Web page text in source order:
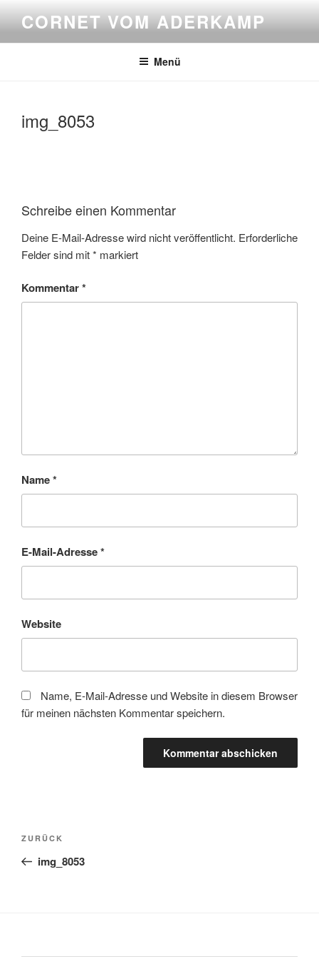
Inhalt
springen
CORNET VOM ADERKAMP
Menü
img_8053
Schreibe einen Kommentar
Deine E-Mail-Adresse wird nicht veröffentlicht. Erforderliche
Felder sind mit* markiert
Kommentar*
Name*
E-Mail-Adresse*
Website
Name, E-Mail-Adresse und Website in diesem Browser
für meinen nächsten Kommentar speichern.
Beitragsnavigation
Vorheriger
Beitrag
ZURÜCK
img_8053